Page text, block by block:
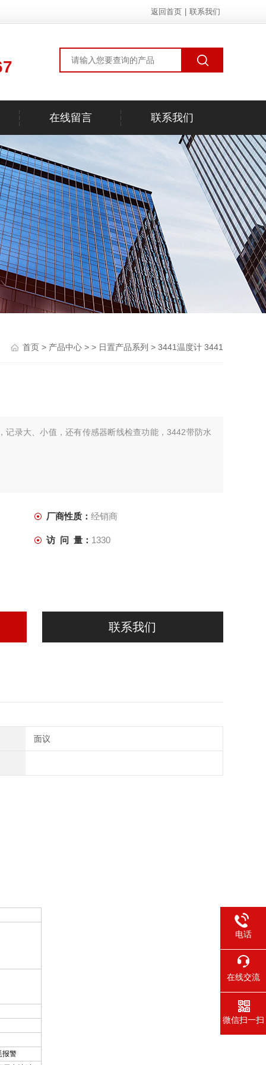
返回首页 联系我们
在线留言 联系我们
首页 > 产品中心 > > 日置产品系列 > 3441温度计 3441
记录大、小值，还有传感器断线检查功能，3442带防水
厂商性质： 经销商
访 问 量： 1330
联系我们
面议
报警
电话
在线交流
微信扫一扫